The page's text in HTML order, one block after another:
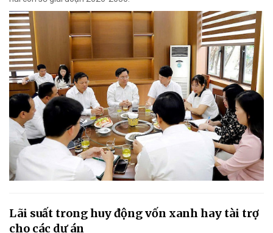
Lãi suất trong huy động vốn xanh hay tài trợ
cho các dự án